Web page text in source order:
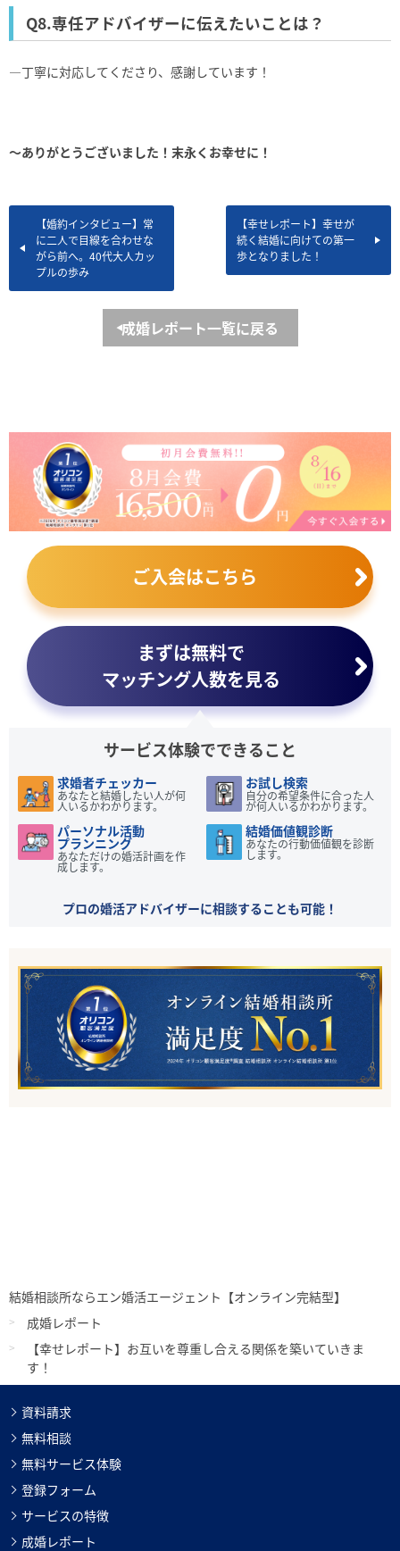
Q8.専任アドバイザーに伝えたいことは？
―丁寧に対応してくださり、感謝しています！
～ありがとうございました！末永くお幸せに！
【婚約インタビュー】常
に二人で目線を合わせな
がら前へ。40代大人カッ
プルの歩み
【幸せレポート】幸せが
続く結婚に向けての第一
歩となりました！
成婚レポート一覧に戻る
まずは無料で
マッチング人数を見る
ご入会はこちら
サービス体験でできること
求婚者チェッカー
あなたと結婚したい人が何
人いるかわかります。
お試し検索
自分の希望条件に合った人
が何人いるかわかります。
パーソナル活動
プランニング
あなただけの婚活計画を作
成します。
結婚価値観診断
あなたの行動価値観を診断
します。
プロの婚活アドバイザーに相談することも可能！
結婚相談所ならエン婚活エージェント【オンライン完結型】
成婚レポート
【幸せレポート】お互いを尊重し合える関係を築いていきま
す！
資料請求
無料相談
無料サービス体験
登録フォーム
サービスの特徴
成婚レポート